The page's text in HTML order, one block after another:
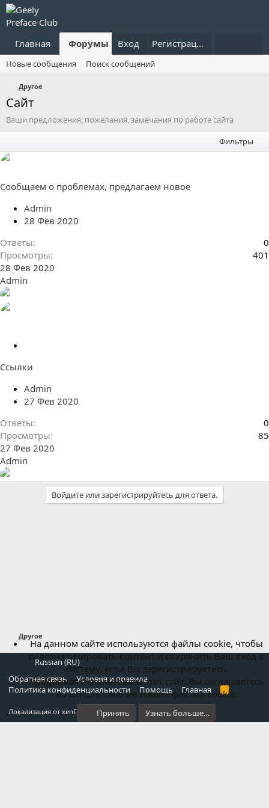
Главная Форумы Что нового?
Вход Регистрация
Новые сообщения Поиск сообщений
Другое
Сайт
Ваши предложения, пожелания, замечания по работе сайта
Фильтры
Сообщаем о проблемах, предлагаем новое
Admin
28 Фев 2020
Ответы
0
Просмотры
401
28 Фев 2020
Admin
к
ы
т
а
Ссылки
Admin
27 Фев 2020
Ответы
0
Просмотры
85
27 Фев 2020
Admin
Войдите или зарегистрируйтесь для ответа.
Другое
Russian (RU)
Обратная связь
Условия и правила
Политика конфиденциальности
Помощь Главная
R
S
Локализация от xenForo.Info
На данном сайте используются файлы cookie, чтобы
персонализировать контент и сохранить Ваш вход в
систему, если Вы зарегистрируетесь.
Продолжая использовать этот сайт, Вы соглашаетесь
на использование наших файлов cookie.
Принять Узнать больше…